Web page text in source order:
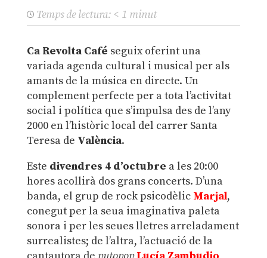
Temps de lectura: < 1 minut
Ca Revolta Café seguix oferint una
variada agenda cultural i musical per als
amants de la música en directe. Un
complement perfecte per a tota l’activitat
social i política que s’impulsa des de l’any
2000 en l’històric local del carrer Santa
Teresa de València.
Este divendres 4 d’octubre a les 20:00
hores acollirà dos grans concerts. D’una
banda, el grup de rock psicodèlic Marjal,
conegut per la seua imaginativa paleta
sonora i per les seues lletres arreladament
surrealistes; de l’altra, l’actuació de la